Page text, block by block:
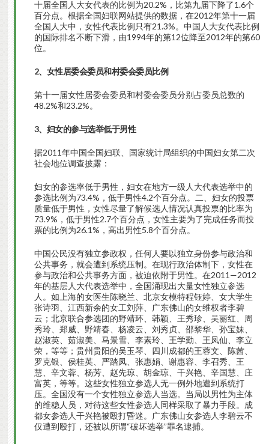
十届全国人大女代表的比例为20.2%，比第九届下降了1.6个
百分点。根据全国妇联网站提供的数据，在2012年第十一届
全国人大中，女性代表比例只有21.3%。中国人大女代表比例
的国际排名不断下滑，由1994年的第12位降至2012年的第60
位。
2、女性居委会委员和村委会委员比例
第十一届女性居委会委员和村委会委员分别占委员总数的
48.2%和23.2%。
3、妇女的参与选举低于男性
据2011年中国全国妇联、国家统计局组织的中国妇女第二次
社会地位调查披露：
妇女的参选率低于男性，妇女在地方一级人大代表选举中的
参选比例为73.4%，低于男性4.2个百分点。二、妇女的投票
质量低于男性，女性尽量了解候选人情况认真投票的比率为
73.9%，低于男性2.7个百分点，女性主要为了完成任务而投
票的比例为26.1%，高出男性5.8个百分点。
中国公民没有独立参政权，任何人要以独立身份参与政治和
公共事务，就会遭到系统压制。在现行政治体制下，女性在
参与政治和公共事务方面，被迫依附于男性。在2011—2012
年的基层人大代表选举中，全国涌现出大量女性独立参选
人。如上海的女医生陈晓兰、北京女模特程钰婷、女大学生
张诗羽、江西新余的女工刘萍、广东佛山的女维权者李碧
云；北京联合参选团的野靖环、韩颖、王秀珍、吴丽红、周
秀玲、郑威、野靖春、杨凌云、刘秀贞、邵黎华、孙宝妹、
赵淑英、茹淑美、马景雪、李素玲、王学勤、王凤仙、李立
荣，等等；贵州贵阳的吴玉琴、四川成都的王蓉文、陈茜、
罗克银、侯桂英、严踏凤、张惠娟、谢惠容、李召秀、王
慧、辛文蓉、杨芳、赵先琼、胡金琼、干兴艳、辛国慧、庄
富英，等等。这些女性独立参选人无一例外地遭到系统打
压。全国没有一个女性独立参选人当选。当局以男性为主体
的维稳人员，对待这些女性参选人同样采取了暴力手段。成
都女参选人干兴艳被殴打昏迷。广东佛山女参选人李碧云不
仅遭到殴打，还被以所谓“破坏选举”罪名逮捕。